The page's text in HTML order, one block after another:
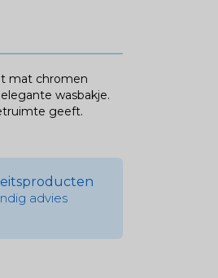
mat chromen
wasbakje.
geeft.
advies